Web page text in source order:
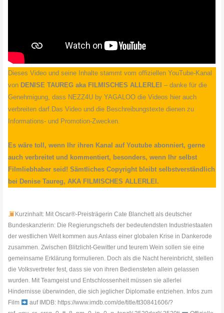
Dieses Video und seine Inhalte stammt vom offiziellen YouTube-Kanal
von DENISE TAUREG aka FILMISCHES ALLERLEI – danke für die
Genehmigung, dass NEZZ4U by YAGALOO die Videos hier auch
verbreiten darf.Das Video und die Beschreibungstexte dienen zu
Informations- und Promotion-Zwecken.
Es wäre toll, wenn Ihr ihren Kanal auf Youtube abonniert, gerne
auch verbreitet und kommentiert, besonders, wenn Ihr selbst
Filmliebhaber seid! Sämtliches Copyright bleibt selbstverständlich
bei Denise Taureg, AKA FILMISCHES ALLERLEI.
Kurzinhalt: Mit Oscar®-Preisträgerin Cate Blanchett als deutscher
Bundeskanzlerin: Die Regierungschefs der bedeutendsten Industriestaaten
der westlichen Welt kommen aus Anlass einer globalen Krise in Dankerode
zusammen. Zwischen Blitzlicht-Gewitter und teurem Wein sollen sie eine
gemeinsame Erklärung formulieren. Doch als die Nacht hereinbricht, stellen
die Volksvertreter fest, dass sie von ihren Bediensteten allein gelassen
wurden. Mit Teamgeist und Entschlossenheit müssen sie allerlei
Hindernisse überwinden, die sich jeglicher Diplomatie entziehen. Infos zum
Film
auf IMDB: https://www.imdb.com/de/title/tt30841606/?